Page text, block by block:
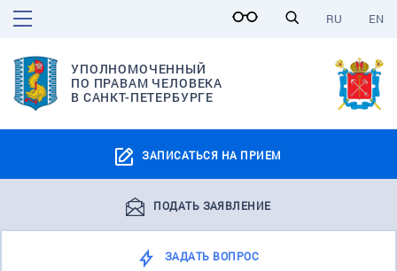
EN
RU
УПОЛНОМОЧЕННЫЙ
ПО ПРАВАМ ЧЕЛОВЕКА
В САНКТ-ПЕТЕРБУРГЕ
ЗАПИСАТЬСЯ НА ПРИЕМ
ПОДАТЬ ЗАЯВЛЕНИЕ
ЗАДАТЬ ВОПРОС